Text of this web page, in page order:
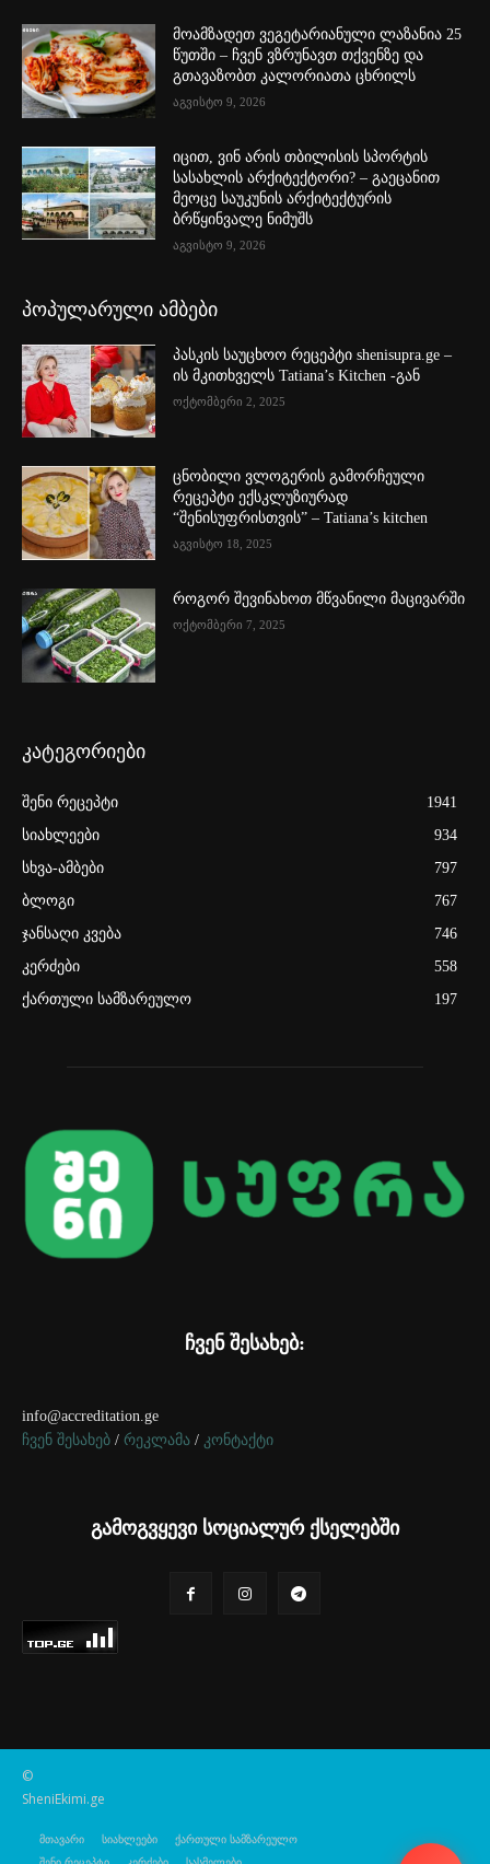
მოამზადეთ ვეგეტარიანული ლაზანია 25
წუთში – ჩვენ ვზრუნავთ თქვენზე და
გთავაზობთ კალორიათა ცხრილს
აგვისტო 9, 2026
იცით, ვინ არის თბილისის სპორტის
სასახლის არქიტექტორი? – გაეცანით
მეოცე საუკუნის არქიტექტურის
ბრწყინვალე ნიმუშს
აგვისტო 9, 2026
პოპულარული ამბები
პასკის საუცხოო რეცეპტი shenisupra.ge –
ის მკითხველს Tatiana’s Kitchen -გან
ოქტომბერი 2, 2025
ცნობილი ვლოგერის გამორჩეული
რეცეპტი ექსკლუზიურად
“შენისუფრისთვის” – Tatiana’s kitchen
აგვისტო 18, 2025
როგორ შევინახოთ მწვანილი მაცივარში
ოქტომბერი 7, 2025
კატეგორიები
შენი რეცეპტი
1941
სიახლეები
934
სხვა-ამბები
797
ბლოგი
767
ჯანსაღი კვება
746
კერძები
558
ქართული სამზარეულო
197
ჩვენ შესახებ:
info@accreditation.ge
ჩვენ შესახებ / რეკლამა / კონტაქტი
გამოგვყევი სოციალურ ქსელებში
©
SheniEkimi.ge
მთავარი სიახლეები
ქართული სამზარეულო